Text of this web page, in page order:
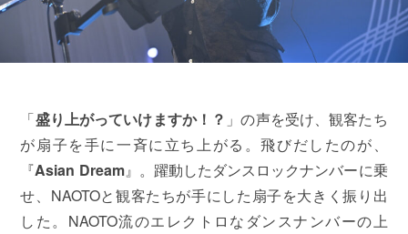
「盛り上がっていけますか！？ 」の声を受け、観客たち
が扇子を手に一斉に立ち上がる。飛びだしたのが、
『Asian Dream』。躍動したダンスロックナンバーに乗
せ、NAOTOと観客たちが手にした扇子を大きく振り出
した。NAOTO流のエレクトロなダンスナンバーの上